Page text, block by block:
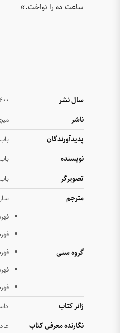
ساعت ده را نواخت.»
سال نشر
ناشر
پدیدآورندگان
نویسنده
تصویرگر
مترجم
گروه سنی
ژانر کتاب
نگارنده معرفی کتاب